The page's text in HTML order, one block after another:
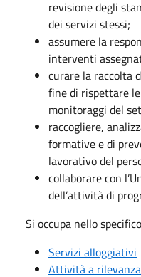
revisione degli
dei servizi stessi;
assumere la
interventi
curare la raccolta
fine di rispettare
monitoraggi del
raccogliere,
formative e di
lavorativo del
collaborare con
dell’attività di
Si occupa nello
Servizi alloggiativi
Attività a